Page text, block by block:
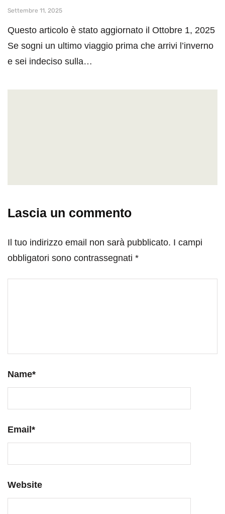
Settembre 11, 2025
Questo articolo è stato aggiornato il Ottobre 1, 2025
Se sogni un ultimo viaggio prima che arrivi l’inverno
e sei indeciso sulla…
Lascia un commento
Il tuo indirizzo email non sarà pubblicato. I campi
obbligatori sono contrassegnati *
Name*
Email*
Website